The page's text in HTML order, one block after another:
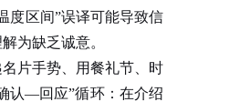
度区间”误译可能导致信
为缺乏诚意。
片手势、用餐礼节、时
认—回应”循环：在介绍